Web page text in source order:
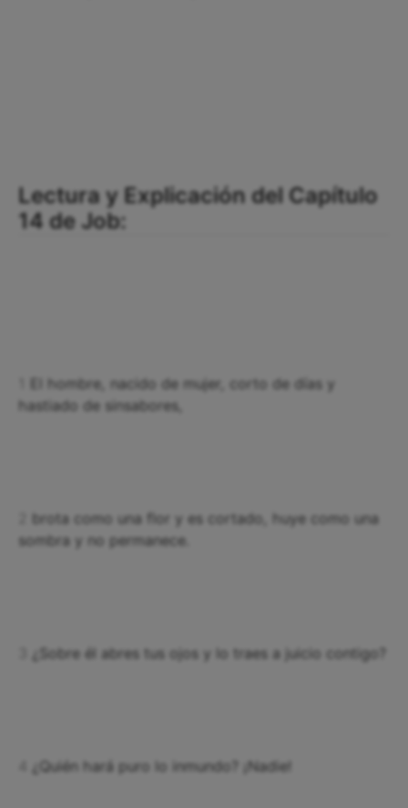
Lectura y Explicación del Capítulo
14 de Job:
El hombre, nacido de mujer, corto de días y
hastiado de sinsabores,
brota como una flor y es cortado, huye como una
sombra y no permanece.
¿Sobre él abres tus ojos y lo traes a juicio contigo?
¿Quién hará puro lo inmundo? ¡Nadie!